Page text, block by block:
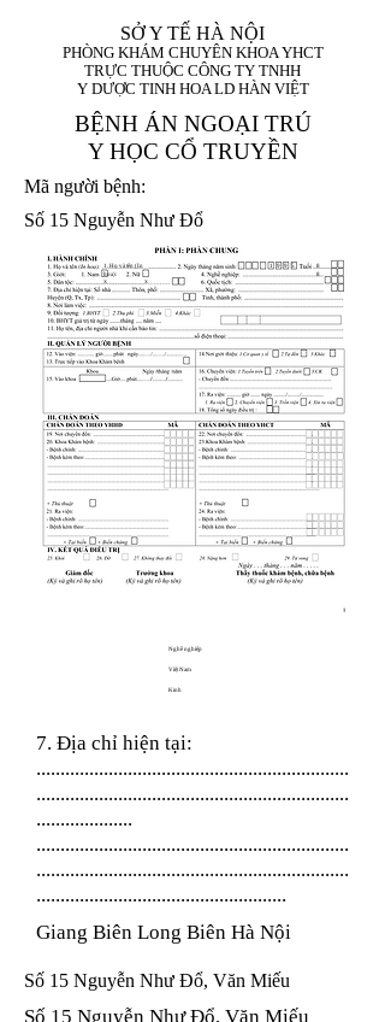
SỞ Y TẾ HÀ NỘI
PHÒNG KHÁM CHUYÊN KHOA YHCT
TRỰC THUỘC CÔNG TY TNHH
Y DƯỢC TINH HOA LD HÀN VIỆT
BỆNH ÁN NGOẠI TRÚ
Y HỌC CỔ TRUYỀN
Mã người bệnh:
Số 15 Nguyễn Như Đổ
1. Họ và tên (In
hoa):
1 9 9 5
8
8
X
X
Nghề nghiệp
Việt Nam
Kinh
7. Địa chỉ hiện tại:
.................................................................
.................................................................
....................
.................................................................
.................................................................
....................................................
Giang Biên Long Biên Hà Nội
Số 15 Nguyễn Như Đổ, Văn Miếu
Số 15 Nguyễn Như Đổ, Văn Miếu